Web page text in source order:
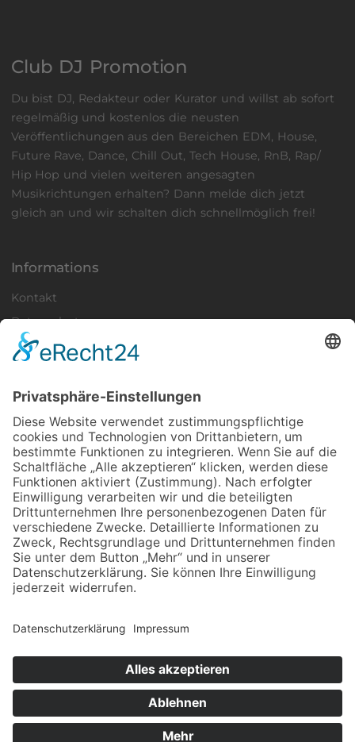
Club DJ Promotion
Du bist DJ, Redakteur oder Kurator und willst ab sofort
regelmäßig und kostenlos die neusten
Veröffentlichungen aus den Bereichen EDM, House,
Future Rave, Dance, Chill Out, Tech House, RnB, Rap/
Hip Hop und vielen weiteren angesagten
Musikrichtungen erhalten? Dann melde dich jetzt
gleich an und wir schalten dich schnellmöglich frei!
Informations
Kontakt
Datenschutz
Impressum
Club DJ Promotion
ist ein Projekt der
KHB Marketing
Sven Hessel
Bahnhofstrasse 70
D-08547 Jößnitz/ Plauen
+49-(0)3741-529598
info@club-dj-promotion.de
© 2026 Club DJ Promotion. All rights reserved.